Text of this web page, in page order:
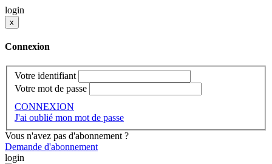
login
x
Connexion
Votre identifiant
Votre mot de passe
CONNEXION
J'ai oublié mon mot de passe
Vous n'avez pas d'abonnement ?
Demande d'abonnement
login